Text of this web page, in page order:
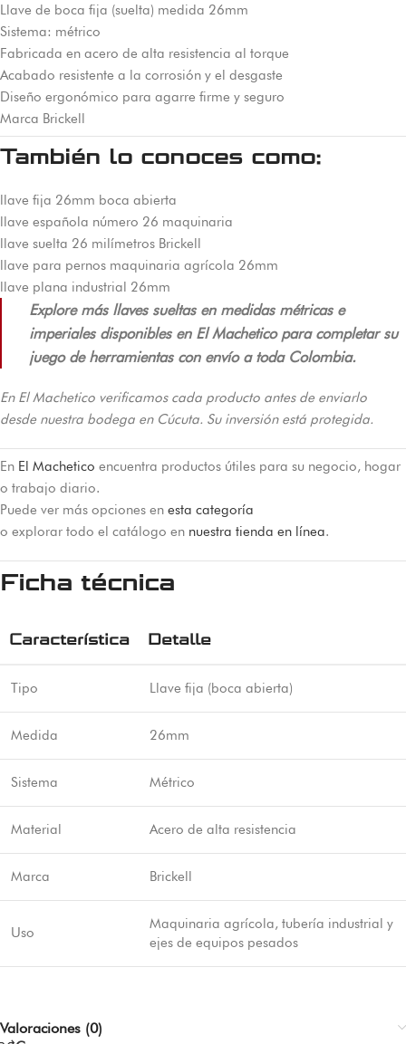
Llave de boca fija (suelta) medida 26mm
Sistema: métrico
Fabricada en acero de alta resistencia al torque
Acabado resistente a la corrosión y el desgaste
Diseño ergonómico para agarre firme y seguro
Marca Brickell
También lo conoces como:
llave fija 26mm boca abierta
llave española número 26 maquinaria
llave suelta 26 milímetros Brickell
llave para pernos maquinaria agrícola 26mm
llave plana industrial 26mm
Explore más llaves sueltas en medidas métricas e
imperiales disponibles en El Machetico para completar su
juego de herramientas con envío a toda Colombia.
En El Machetico verificamos cada producto antes de enviarlo
desde nuestra bodega en Cúcuta. Su inversión está protegida.
En El Machetico encuentra productos útiles para su negocio, hogar
o trabajo diario.
Puede ver más opciones en esta categoría
o explorar todo el catálogo en nuestra tienda en línea.
Ficha técnica
Característica Detalle
Tipo Llave fija (boca abierta)
Medida 26mm
Sistema Métrico
Material Acero de alta resistencia
Marca Brickell
Uso
Maquinaria agrícola, tubería industrial y
ejes de equipos pesados
Valoraciones (0)